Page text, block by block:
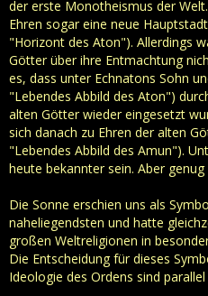
der erste Monotheismus der
Ehren sogar eine neue
"Horizont des Aton"). Allerdings
Götter über ihre Entmachtung
es, dass unter Echnatons Sohn
"Lebendes Abbild des Aton")
alten Götter wieder eingesetzt
sich danach zu Ehren der alten
"Lebendes Abbild des Amun").
heute bekannter sein. Aber
Die Sonne erschien uns als
naheliegendsten und hatte
großen Weltreligionen in
Die Entscheidung für dieses
Ideologie des Ordens sind